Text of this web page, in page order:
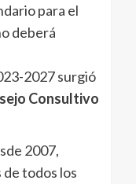
para el
deberá
2027 surgió
Consultivo
2007,
todos los